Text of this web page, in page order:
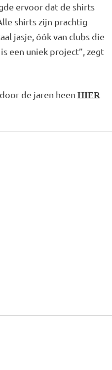
ervoor dat de shirts
shirts zijn prachtig
jasje, óók van clubs die
een uniek project”, zegt
de jaren heen HIER